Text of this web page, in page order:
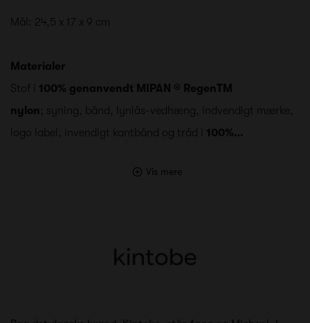
Mål: 24,5 x 17 x 9 cm
Materialer
Stof i 100% genanvendt MIPAN ® RegenTM
nylon
; syning, bånd, lynlås-vedhæng, indvendigt mærke,
logo label, invendigt kantbånd og tråd i 100%…
Vis mere